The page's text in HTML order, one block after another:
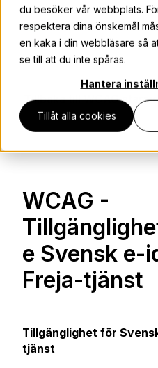
du besöker vår webbplats.
respektera dina önskemål
en kaka i din webbläsare så
se till att du inte spåras.
Hantera
Tillåt alla cookies
Tillbaka till WCAG
WCAG -
e Svensk e-
Freja-tjänst
Tillgänglighet för
tjänst